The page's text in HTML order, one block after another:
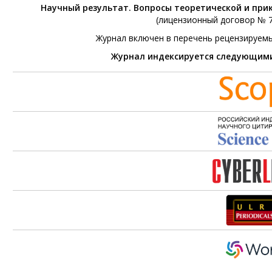
Научный результат. Вопросы теоретической и
(лицензионный договор №
Журнал включен в перечень
Журнал индексируется